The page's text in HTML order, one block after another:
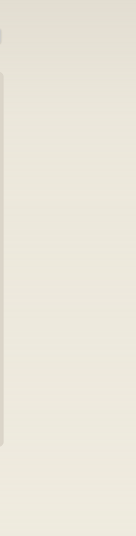
Расширенный поиск